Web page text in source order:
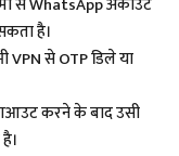
है।
VPN से OTP डिले या
करने के बाद उसी